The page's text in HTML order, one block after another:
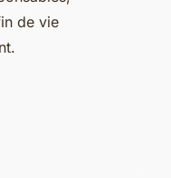
de vie